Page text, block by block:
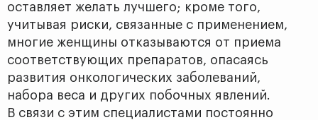
оставляет желать лучшего; кроме того,
учитывая риски, связанные с приме­нением,
многие женщины отказываются от приема
соответствующих препаратов, опасаясь
развития онкологических заболеваний,
набора веса и других побочных явлений.
В связи с этим специалистами постоянно